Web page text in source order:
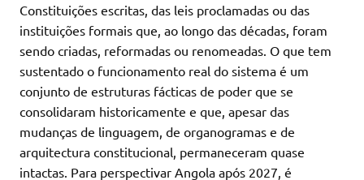
Constituições escritas, das leis proclamadas ou das
instituições formais que, ao longo das décadas, foram
sendo criadas, reformadas ou renomeadas. O que tem
sustentado o funcionamento real do sistema é um
conjunto de estruturas fácticas de poder que se
consolidaram historicamente e que, apesar das
mudanças de linguagem, de organogramas e de
arquitectura constitucional, permaneceram quase
intactas. Para perspectivar Angola após 2027, é